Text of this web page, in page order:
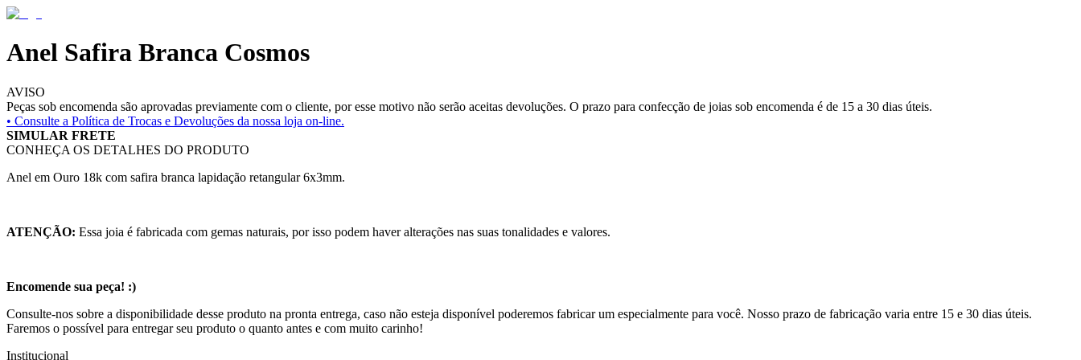
Anel Safira Branca Cosmos
AVISO
Peças sob encomenda são aprovadas previamente com o cliente, por esse motivo não serão aceitas devoluções. O prazo para confecção de joias sob encomenda é de 15 a 30 dias úteis.
• Consulte a Política de Trocas e Devoluções da nossa loja on-line.
SIMULAR FRETE
CONHEÇA OS DETALHES DO PRODUTO
Anel em Ouro 18k com safira branca lapidação retangular 6x3mm.
ATENÇÃO: Essa joia é fabricada com gemas naturais, por isso podem haver alterações nas suas tonalidades e valores.
Encomende sua peça! :)
Consulte-nos sobre a disponibilidade desse produto na pronta entrega, caso não esteja disponível poderemos fabricar um especialmente para você. Nosso prazo de fabricação varia entre 15 e 30 dias úteis.
Faremos o possível para entregar seu produto o quanto antes e com muito carinho!
Institucional